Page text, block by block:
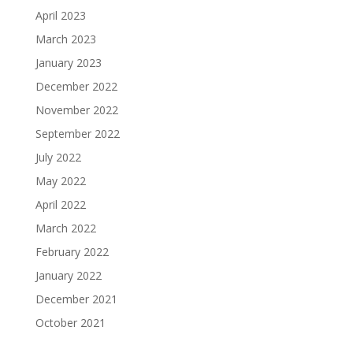
April 2023
March 2023
January 2023
December 2022
November 2022
September 2022
July 2022
May 2022
April 2022
March 2022
February 2022
January 2022
December 2021
October 2021